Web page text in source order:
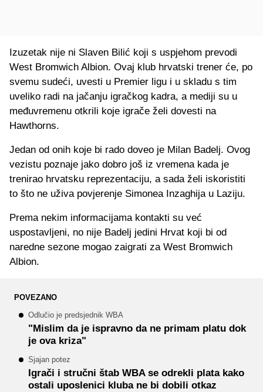
Izuzetak nije ni Slaven Bilić koji s uspjehom prevodi
West Bromwich Albion. Ovaj klub hrvatski trener će, po
svemu sudeći, uvesti u Premier ligu i u skladu s tim
uveliko radi na jačanju igračkog kadra, a mediji su u
međuvremenu otkrili koje igrače želi dovesti na
Hawthorns.
Jedan od onih koje bi rado doveo je Milan Badelj. Ovog
vezistu poznaje jako dobro još iz vremena kada je
trenirao hrvatsku reprezentaciju, a sada želi iskoristiti
to što ne uživa povjerenje Simonea Inzaghija u Laziju.
Prema nekim informacijama kontakti su već
uspostavljeni, no nije Badelj jedini Hrvat koji bi od
naredne sezone mogao zaigrati za West Bromwich
Albion.
POVEZANO
Odlučio je predsjednik WBA
"Mislim da je ispravno da ne primam platu dok
je ova kriza"
Sjajan potez
Igrači i stručni štab WBA se odrekli plata kako
ostali uposlenici kluba ne bi dobili otkaz